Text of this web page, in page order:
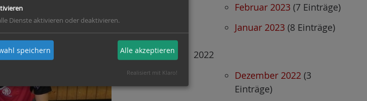
Februar 2023 (7 Einträge)
Januar 2023 (8 Einträge)
2022
Dezember 2022 (3
Einträge)
Dienste aktivieren oder deaktivieren.
speichern Alle akzeptieren
Realisiert mit Klaro!